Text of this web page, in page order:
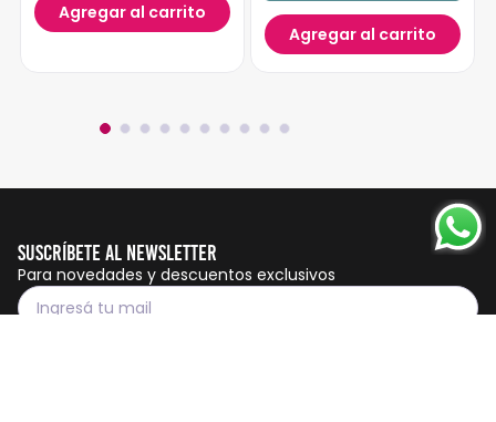
Agregar al carrito
Agregar al carrito
Suscríbete al Newsletter
Para novedades y descuentos exclusivos